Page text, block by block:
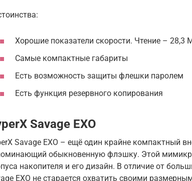
Хорошие показатели скорости. Чтение –
Самые компактные габариты
Есть возможность защиты флешки паролем
Есть функция резервного копирования
Savage EXO
Savage EXO – ещё один крайне компактный
обыкновенную флэшку. Этой
накопителя и его дизайн. В отличие от
EXO не старается охватить своими